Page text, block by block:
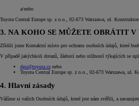
a/nebo
Toyota Central Europe sp. z o.o., 02-673 Warszawa, ul.
3. NA KOHO SE MŮŽETE OBRÁTIT
Zřídili jsme Kontaktní místo pro ochranu osobních údajů, které
V případě jakýchkoli dotazů, žádostí nebo stížností týkajících se
dpo@toyota.cz nebo
Toyota Central Europe sp. z o.o., 02-673 Warszawa, ul.
4. Hlavní zásady
Vážíme si vašich Osobních údajů, které jste nám svěřili, a